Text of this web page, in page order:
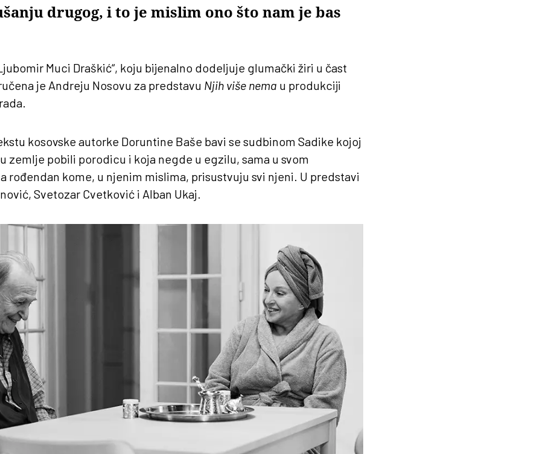
drugog, i to je mislim ono što nam je bas
Muci Draškić“, koju bijenalno dodeljuje glumački žiri u čast
je Andreju Nosovu za predstavu Njih više nema u produkciji
kosovske autorke Doruntine Baše bavi se sudbinom Sadike kojoj
zemlje pobili porodicu i koja negde u egzilu, sama u svom
rođendan kome, u njenim mislima, prisustvuju svi njeni. U predstavi
Svetozar Cvetković i Alban Ukaj.